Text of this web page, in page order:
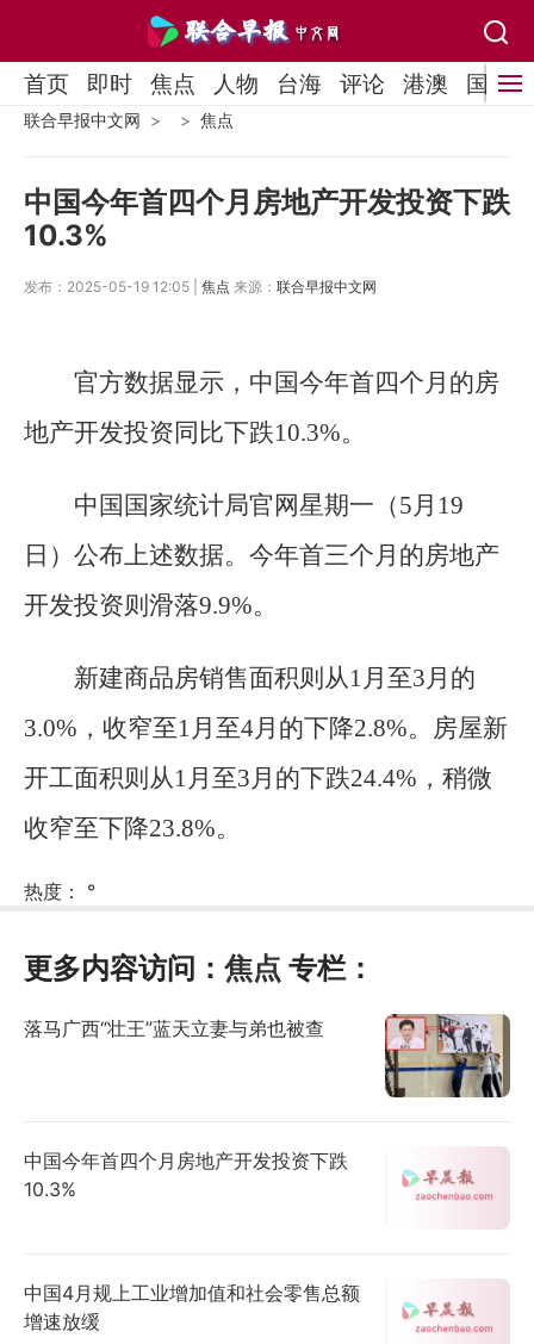
首页 即时 焦点 人物 台海 评论 港澳 国际
联合早报中文网 焦点
中国今年首四个月房地产开发投资下跌
10.3%
发布：2025-05-19 12:05 | 焦点 来源： 联合早报中文网
官方数据显示，中国今年首四个月的房
地产开发投资同比下跌10.3%。
中国国家统计局官网星期一（5月19
日）公布上述数据。今年首三个月的房地产
开发投资则滑落9.9%。
新建商品房销售面积则从1月至3月的
3.0%，收窄至1月至4月的下降2.8%。房屋新
开工面积则从1月至3月的下跌24.4%，稍微
收窄至下降23.8%。
热度： °
更多内容访问： 焦点 专栏：
落马广西“壮王”蓝天立妻与弟也被查
中国今年首四个月房地产开发投资下跌
10.3%
中国4月规上工业增加值和社会零售总额
增速放缓